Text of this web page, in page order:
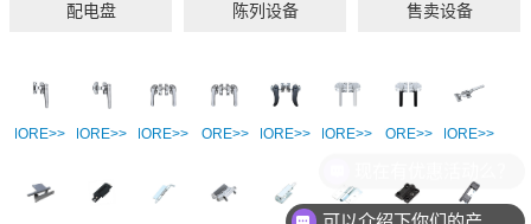
配电盘 陈列设备 售卖设备
MORE>>
011 不锈钢把手/拉手
MORE>>
010 不锈钢把手/拉手
MORE>>
009 不锈钢把手/拉手
MORE>>
008 不锈钢把手/拉手
MORE>>
007 不锈钢把手/拉手
MORE>>
006 不锈钢把手/拉手
MORE>>
005 不锈钢把手/拉
MORE>>
004 不锈